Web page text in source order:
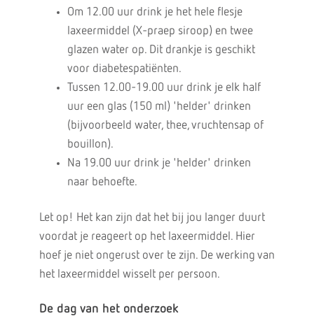
Om 12.00 uur drink je het hele flesje
laxeermiddel (X-praep siroop) en twee
glazen water op. Dit drankje is geschikt
voor diabetespatiënten.
Tussen 12.00-19.00 uur drink je elk half
uur een glas (150 ml) 'helder' drinken
(bijvoorbeeld water, thee, vruchtensap of
bouillon).
Na 19.00 uur drink je 'helder' drinken
naar behoefte.
Let op! Het kan zijn dat het bij jou langer duurt
voordat je reageert op het laxeermiddel. Hier
hoef je niet ongerust over te zijn. De werking van
het laxeermiddel wisselt per persoon.
De dag van het onderzoek